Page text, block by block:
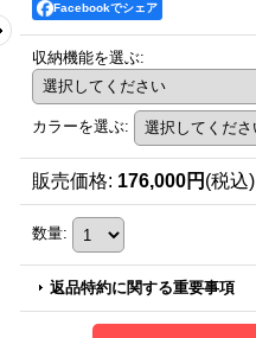
Facebookでシェア
収納機能を選ぶ:
カラーを選ぶ:
販売価格: 176,000円 (税込)
数量:
返品特約に関する重要事項